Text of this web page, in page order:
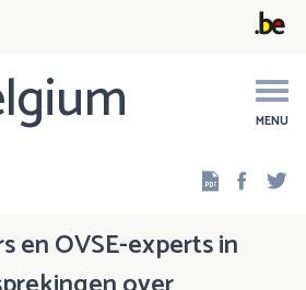
MENU
en OVSE-experts in